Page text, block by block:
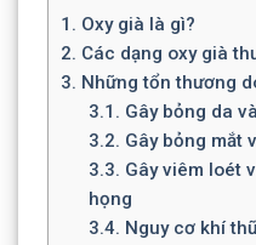
1. Oxy già là gì?
2. Các dạng oxy già
3. Những tổn thương
3.1. Gây bỏng da
3.2. Gây bỏng mắt
3.3. Gây viêm loét
họng
3.4. Nguy cơ khí